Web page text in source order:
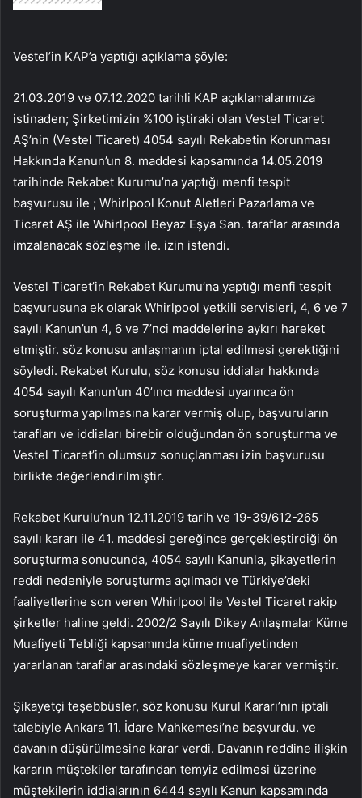
Vestel’in KAP’a yaptığı açıklama şöyle:
21.03.2019 ve 07.12.2020 tarihli KAP açıklamalarımıza
istinaden; Şirketimizin %100 iştiraki olan Vestel Ticaret
AŞ’nin (Vestel Ticaret) 4054 sayılı Rekabetin Korunması
Hakkında Kanun’un 8. maddesi kapsamında 14.05.2019
tarihinde Rekabet Kurumu’na yaptığı menfi tespit
başvurusu ile ; Whirlpool Konut Aletleri Pazarlama ve
Ticaret AŞ ile Whirlpool Beyaz Eşya San. taraflar arasında
imzalanacak sözleşme ile. izin istendi.
Vestel Ticaret’in Rekabet Kurumu’na yaptığı menfi tespit
başvurusuna ek olarak Whirlpool yetkili servisleri, 4, 6 ve 7
sayılı Kanun’un 4, 6 ve 7’nci maddelerine aykırı hareket
etmiştir. söz konusu anlaşmanın iptal edilmesi gerektiğini
söyledi. Rekabet Kurulu, söz konusu iddialar hakkında
4054 sayılı Kanun’un 40’ıncı maddesi uyarınca ön
soruşturma yapılmasına karar vermiş olup, başvuruların
tarafları ve iddiaları birebir olduğundan ön soruşturma ve
Vestel Ticaret’in olumsuz sonuçlanması izin başvurusu
birlikte değerlendirilmiştir.
Rekabet Kurulu’nun 12.11.2019 tarih ve 19-39/612-265
sayılı kararı ile 41. maddesi gereğince gerçekleştirdiği ön
soruşturma sonucunda, 4054 sayılı Kanunla, şikayetlerin
reddi nedeniyle soruşturma açılmadı ve Türkiye’deki
faaliyetlerine son veren Whirlpool ile Vestel Ticaret rakip
şirketler haline geldi. 2002/2 Sayılı Dikey Anlaşmalar Küme
Muafiyeti Tebliği kapsamında küme muafiyetinden
yararlanan taraflar arasındaki sözleşmeye karar vermiştir.
Şikayetçi teşebbüsler, söz konusu Kurul Kararı’nın iptali
talebiyle Ankara 11. İdare Mahkemesi’ne başvurdu. ve
davanın düşürülmesine karar verdi. Davanın reddine ilişkin
kararın müştekiler tarafından temyiz edilmesi üzerine
müştekilerin iddialarının 6444 sayılı Kanun kapsamında